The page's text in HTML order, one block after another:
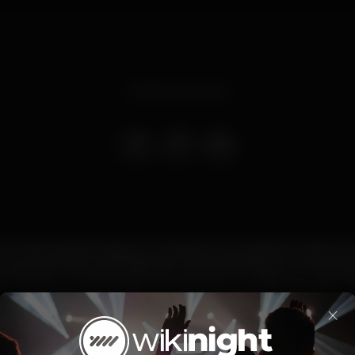
qualquer tipo de tops encontram-se na pista de dança.
×